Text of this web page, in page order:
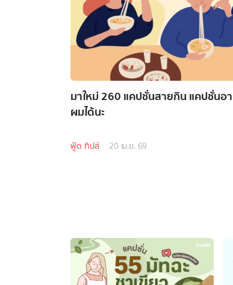
มาใหม่ 260 แคปชั่นสายกิน แคปชั่นอ
ผมได้นะ
ฟู้ด ทิปส์ 20 เม.ย. 69